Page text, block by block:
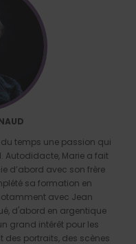
temps une passion qui
Autodidacte, Marie a fait
d’abord avec son frère
sa formation en
avec Jean
d'abord en argentique
grand intérêt pour les
des portraits, des scènes